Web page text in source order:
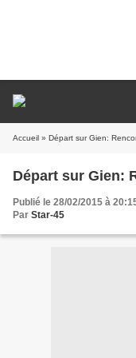
Accueil » Départ sur Gien:
Départ sur Gien:
Publié le 28/02/2015 à
Par Star-45